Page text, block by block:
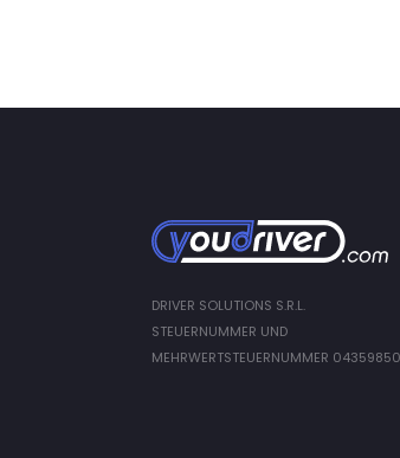
DRIVER SOLUTIONS S.R.L.
STEUERNUMMER UND
MEHRWERTSTEUERNUMMER